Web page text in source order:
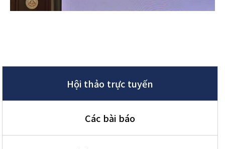
Hội thảo trực tuyến
Các bài báo